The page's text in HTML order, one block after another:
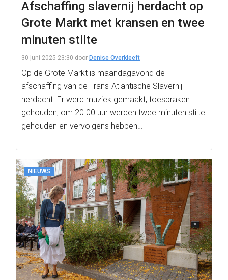
Afschaffing slavernij herdacht op
Grote Markt met kransen en twee
minuten stilte
30 juni 2025 23:30 door Denise Overkleeft
Op de Grote Markt is maandagavond de
afschaffing van de Trans-Atlantische Slavernij
herdacht. Er werd muziek gemaakt, toespraken
gehouden, om 20.00 uur werden twee minuten stilte
gehouden en vervolgens hebben…
NIEUWS